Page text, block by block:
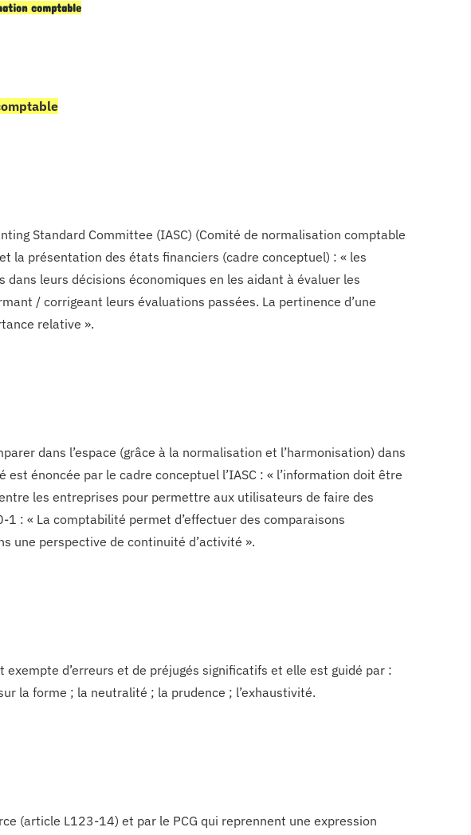
comptable
Standard Committee (IASC) (Comité de normalisation comptable
la présentation des états financiers (cadre conceptuel) : « les
leurs décisions économiques en les aidant à évaluer les
/ corrigeant leurs évaluations passées. La pertinence d’une
relative ».
dans l’espace (grâce à la normalisation et l’harmonisation) dans
énoncée par le cadre conceptuel l’IASC : « l’information doit être
les entreprises pour permettre aux utilisateurs de faire des
: « La comptabilité permet d’effectuer des comparaisons
une perspective de continuité d’activité ».
d’erreurs et de préjugés significatifs et elle est guidé par :
la forme ; la neutralité ; la prudence ; l’exhaustivité.
(article L123-14) et par le PCG qui reprennent une expression